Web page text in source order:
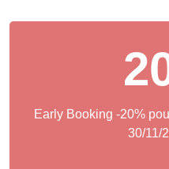
Early Booking -20%
30/11/